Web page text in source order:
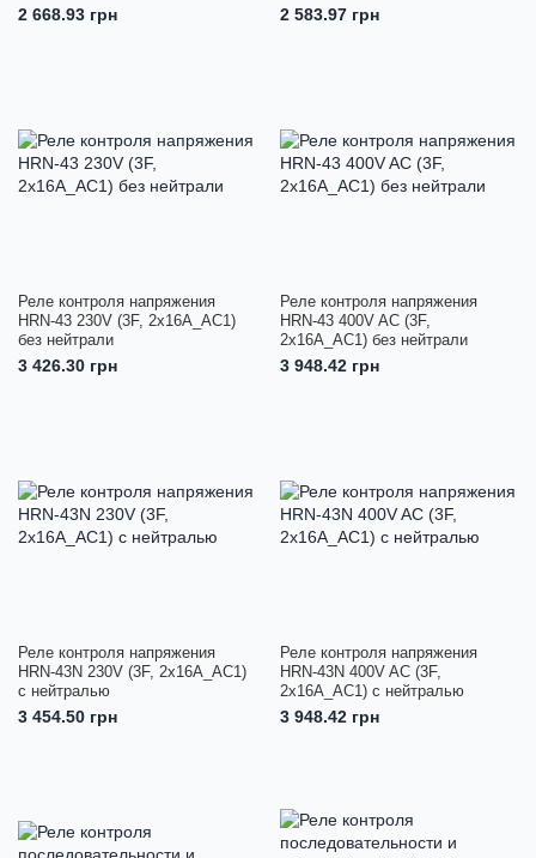
2 668.93 грн 2 583.97 грн
Реле контроля напряжения
HRN-43 230V (3F, 2x16A_AC1)
без нейтрали
3 426.30 грн
Реле контроля напряжения
HRN-43 400V AC (3F,
2x16A_AC1) без нейтрали
3 948.42 грн
Реле контроля напряжения
HRN-43N 230V (3F, 2x16A_AC1)
с нейтралью
3 454.50 грн
Реле контроля напряжения
HRN-43N 400V AC (3F,
2x16A_AC1) с нейтралью
3 948.42 грн